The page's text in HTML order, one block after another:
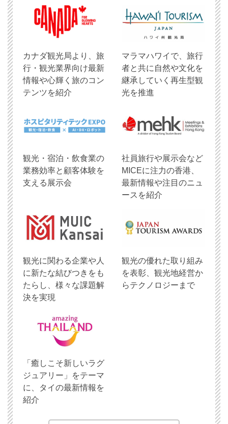
​カナダ観光局より、旅
行・観光業界向け最新
情報や心輝く旅のコン
テンツを紹介
マラマハワイで、旅行
者と共に自然や文化を
継承していく再生型観
光を推進
観光・宿泊・飲食業の
業務効率と顧客体験を
支える展示会
社員旅行や展示会など
MICEに注力の香港、
最新情報や注目のニュ
ースを紹介
観光に関わる企業や人
に新たな結びつきをも
たらし、様々な課題解
決を実現
観光の優れた取り組み
を表彰、観光地経営か
らテクノロジーまで
「癒しこそ新しいラグ
ジュアリー」をテーマ
に、タイの最新情報を
紹介